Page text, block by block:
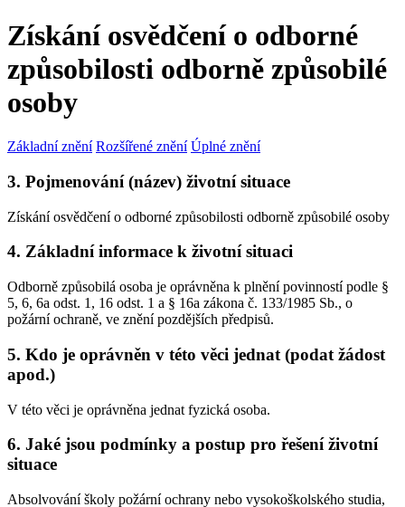
Získání osvědčení o odborné
způsobilosti odborně způsobilé
osoby
Základní znění Rozšířené znění Úplné znění
3. Pojmenování (název) životní situace
Získání osvědčení o odborné způsobilosti odborně způsobilé osoby
4. Základní informace k životní situaci
Odborně způsobilá osoba je oprávněna k plnění povinností podle §
5, 6, 6a odst. 1, 16 odst. 1 a § 16a zákona č. 133/1985 Sb., o
požární ochraně, ve znění pozdějších předpisů.
5. Kdo je oprávněn v této věci jednat (podat žádost
apod.)
V této věci je oprávněna jednat fyzická osoba.
6. Jaké jsou podmínky a postup pro řešení životní
situace
Absolvování školy požární ochrany nebo vysokoškolského studia,